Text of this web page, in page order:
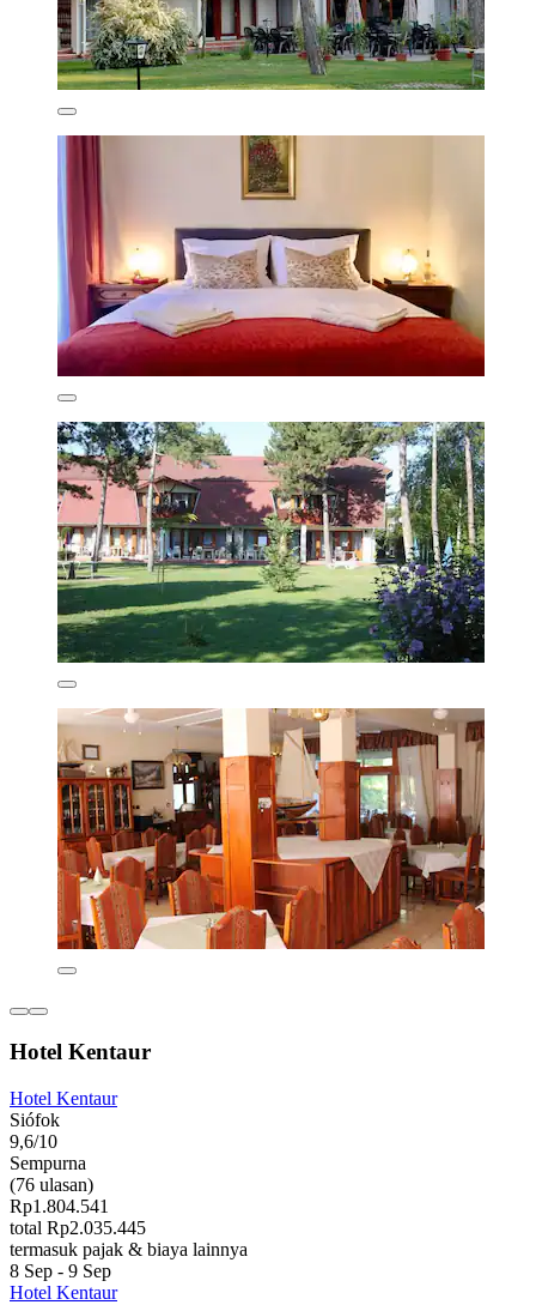
Hotel Kentaur
Hotel Kentaur
Siófok
9,6/10
Sempurna
(76 ulasan)
Rp1.804.541
total Rp2.035.445
termasuk pajak & biaya lainnya
8 Sep - 9 Sep
Hotel Kentaur